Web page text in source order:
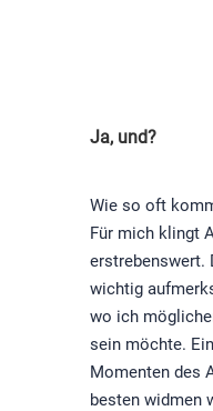
Ja, und?
Wie so oft
Für mich klingt
erstrebenswert.
wichtig
wo ich
sein möchte.
Momenten des
besten widmen